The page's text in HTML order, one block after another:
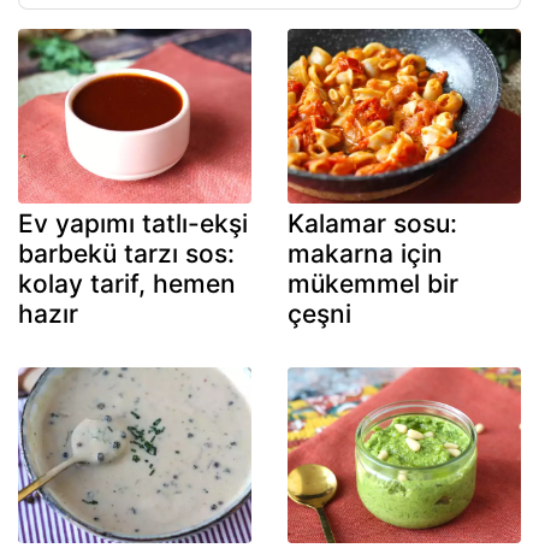
Ev yapımı tatlı-ekşi
barbekü tarzı sos:
kolay tarif, hemen
hazır
Kalamar sosu:
makarna için
mükemmel bir
çeşni